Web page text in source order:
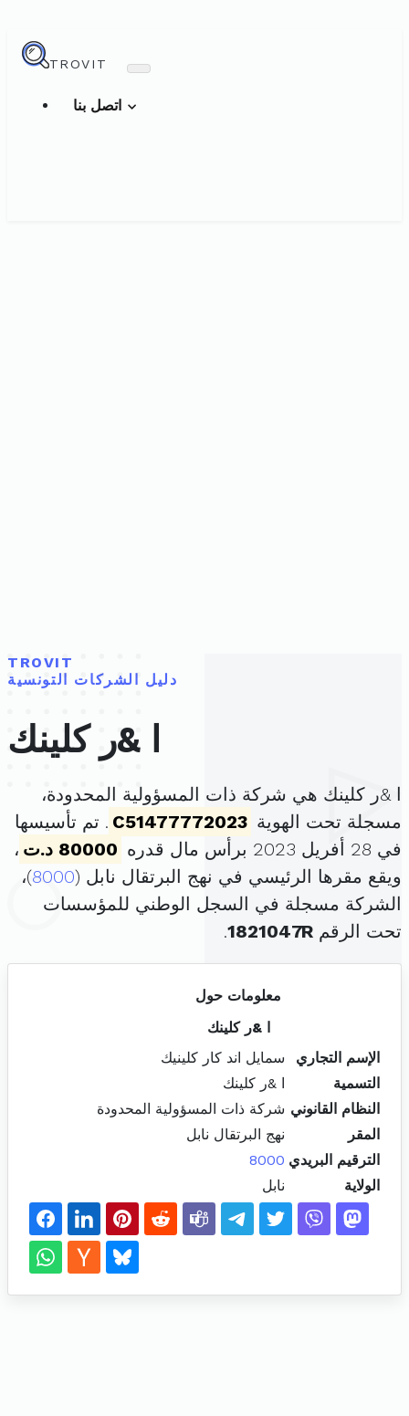
TROVIT
TROVIT
دليل الشركات التونسية
ا &ر كلينك
ا &ر كلينك هي شركة ذات المسؤولية المحدودة،
مسجلة تحت الهوية C51477772023 . تم تأسيسها
في 28 أفريل 2023 برأس مال قدره
80000 د.ت
،
ويقع مقرها الرئيسي في نهج البرتقال نابل (8000)،
الشركة مسجلة في السجل الوطني للمؤسسات
تحت الرقم 1821047R
.
معلومات حول
ا &ر كلينك
الإسم التجاري
سمايل اند كار كلينيك
التسمية
ا &ر كلينك
النظام القانوني شركة ذات المسؤولية المحدودة
المقر
نهج البرتقال نابل
الترقيم البريدي 8000
الولاية
نابل